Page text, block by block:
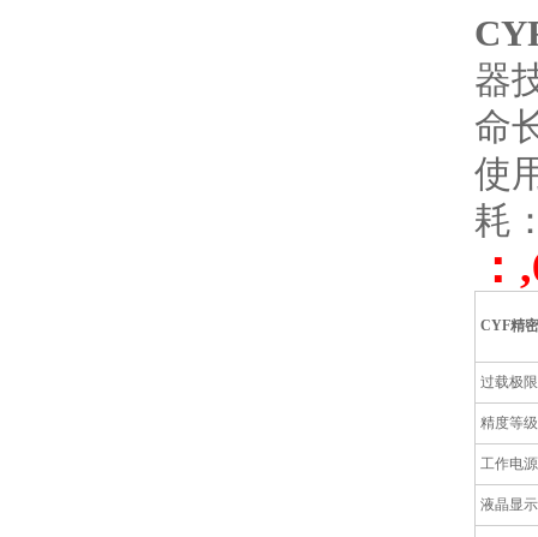
器
命
使
耗
CYF精
过载极限
精度等级
工作电源
液晶显示